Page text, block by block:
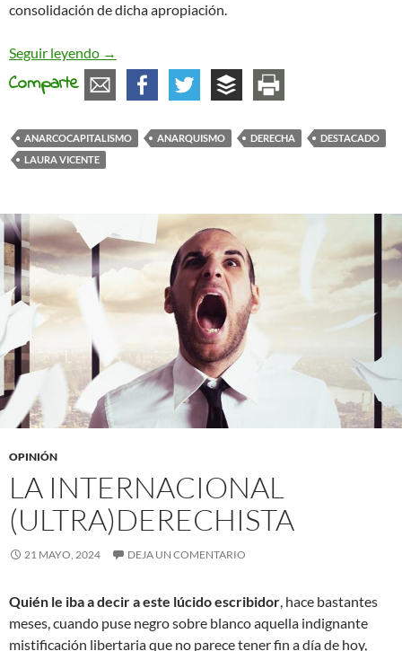
consolidación de dicha apropiación.
Seguir leyendo La derecha nos roba los «muebles»: anarquismo
→
Comparte
ANARCOCAPITALISMO ANARQUISMO DERECHA
DESTACADO
LAURA VICENTE
OPINIÓN
LA INTERNACIONAL
(ULTRA)DERECHISTA
21 MAYO, 2024 DEJA UN COMENTARIO
Quién le iba a decir a este lúcido escribidor, hace bastantes
meses, cuando puse negro sobre blanco aquella indignante
mistificación libertaria que no parece tener fin a día de hoy,